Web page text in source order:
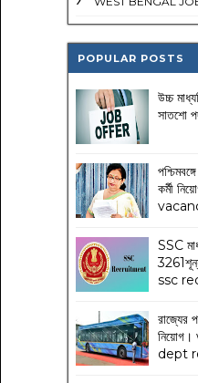
POPULAR POSTS
উচ্চ
সাতশো
কর্মী
SSC
ssc
রাজ্যের
dept